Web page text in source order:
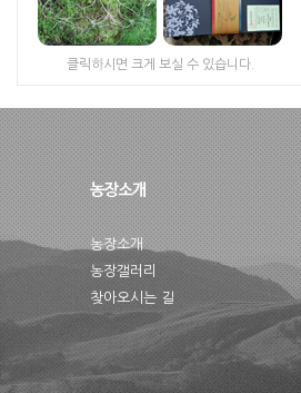
클릭하시면 크게 보실 수 있습니다.
농장소개
농장갤러리
찾아오시는 길